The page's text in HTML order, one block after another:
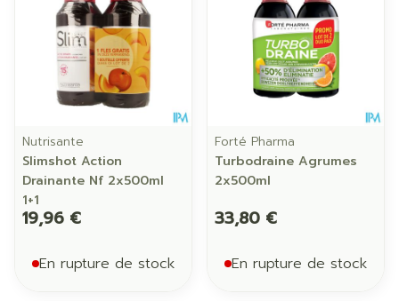
Nutrisante
Slimshot Action
Drainante Nf 2x500ml
1+1
19,96 €
En rupture de stock
Forté Pharma
Turbodraine Agrumes
2x500ml
33,80 €
En rupture de stock